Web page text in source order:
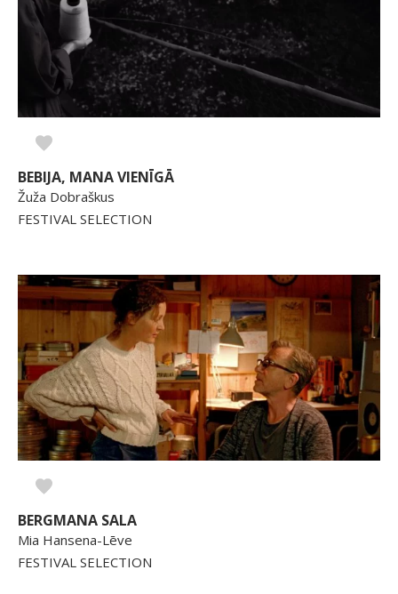
BEBIJA, MANA VIENĪGĀ
Žuža Dobraškus
FESTIVAL SELECTION
BERGMANA SALA
Mia Hansena-Lēve
FESTIVAL SELECTION